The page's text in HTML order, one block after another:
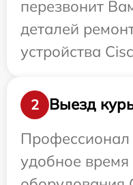
перезвонит
деталей
устройства
2
Выезд
Профессионал
удобное